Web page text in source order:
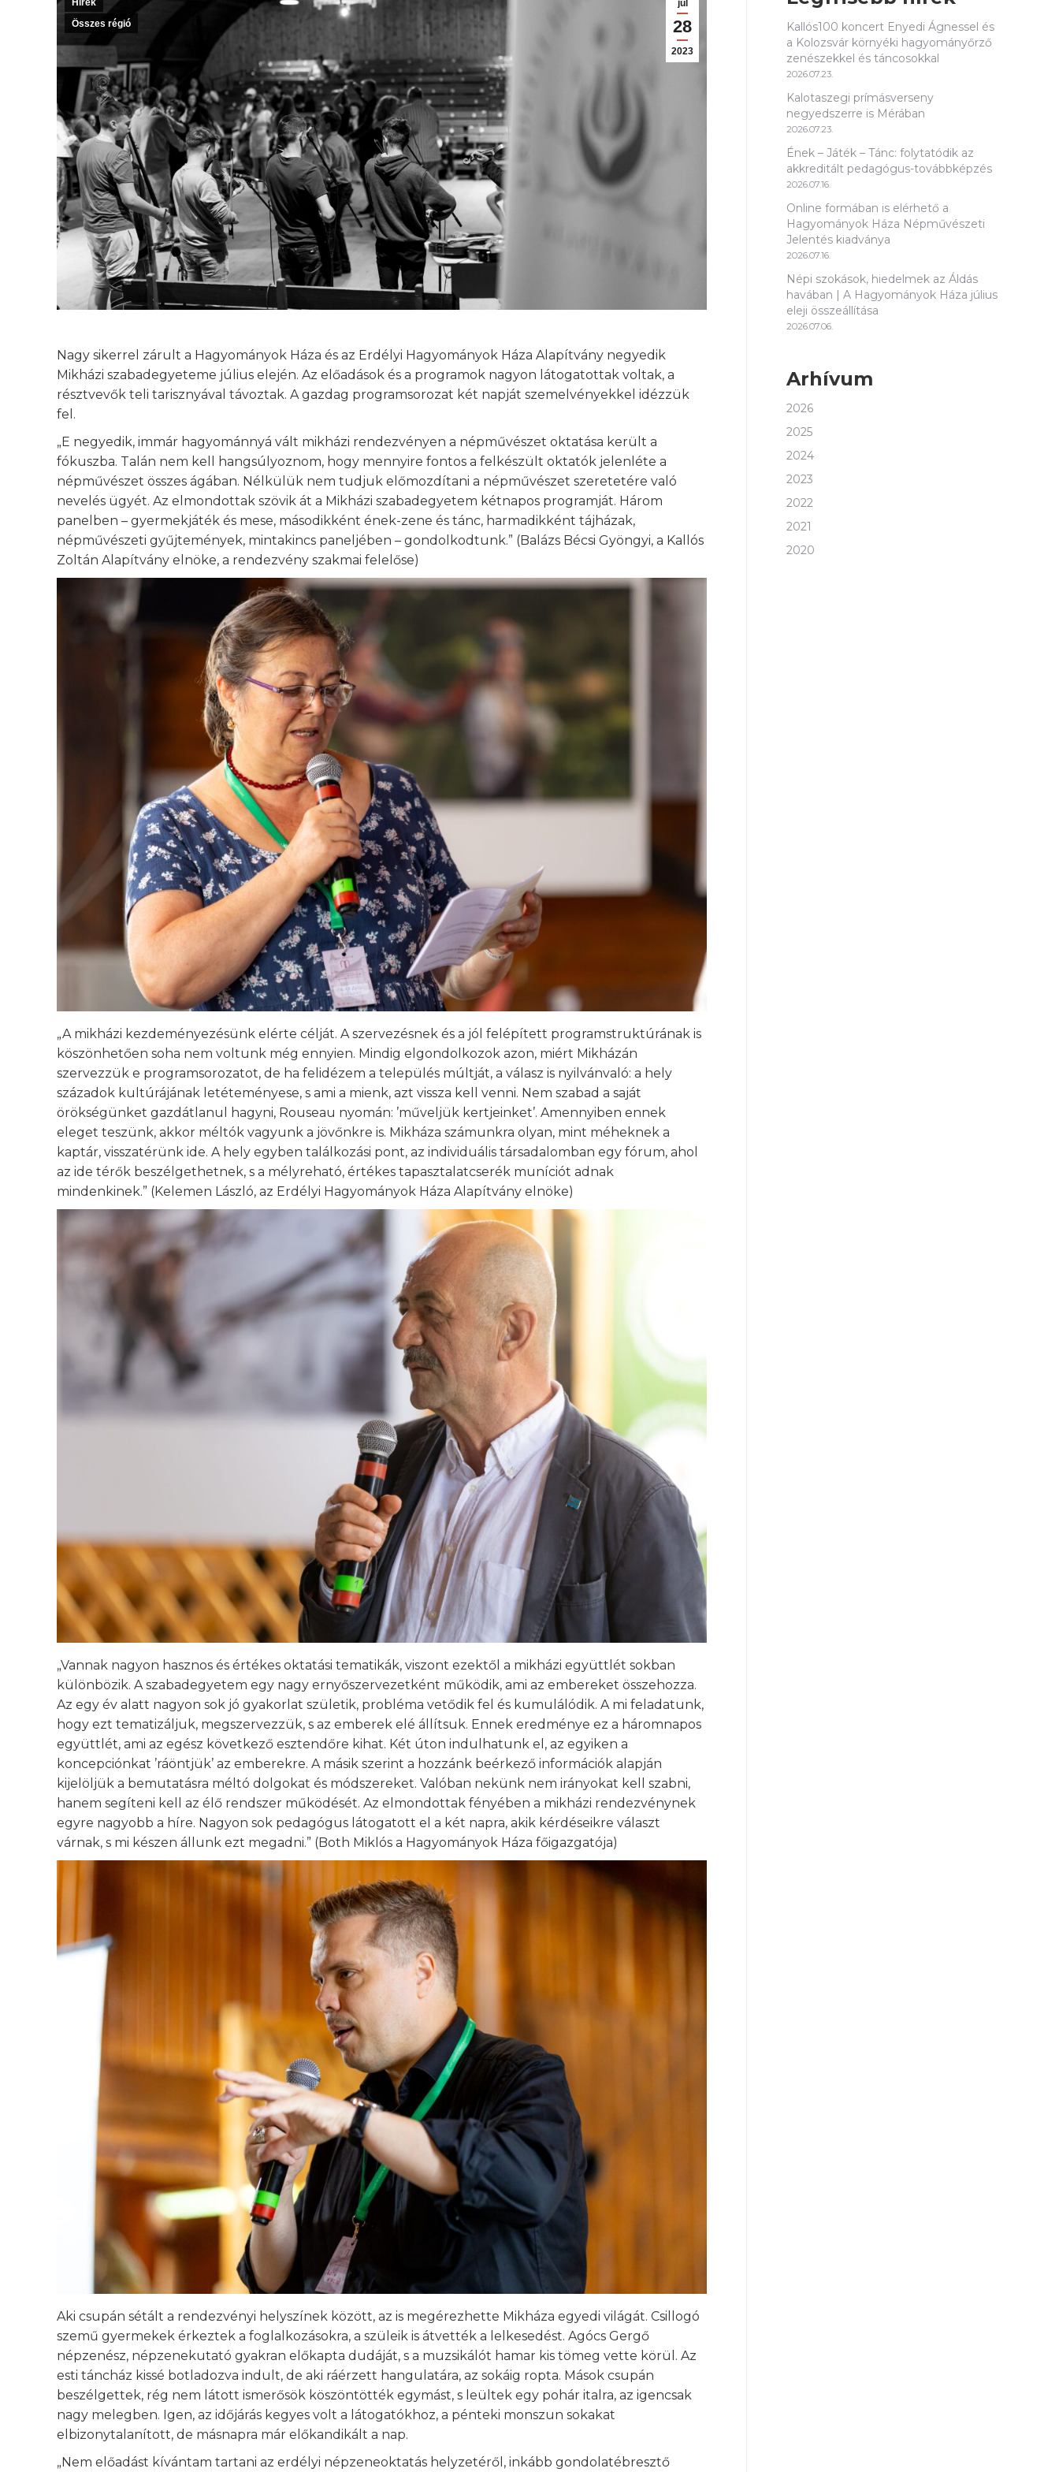
júl
28
2023
Hírek
Összes régió
Nagy sikerrel zárult a Hagyományok Háza és az Erdélyi Hagyományok Háza Alapítvány negyedik
Mikházi szabadegyeteme július elején. Az előadások és a programok nagyon látogatottak voltak, a
résztvevők teli tarisznyával távoztak. A gazdag programsorozat két napját szemelvényekkel idézzük
fel.
„E negyedik, immár hagyománnyá vált mikházi rendezvényen a népművészet oktatása került a
fókuszba. Talán nem kell hangsúlyoznom, hogy mennyire fontos a felkészült oktatók jelenléte a
népművészet összes ágában. Nélkülük nem tudjuk előmozdítani a népművészet szeretetére való
nevelés ügyét. Az elmondottak szövik át a Mikházi szabadegyetem kétnapos programját. Három
panelben – gyermekjáték és mese, másodikként ének-zene és tánc, harmadikként tájházak,
népművészeti gyűjtemények, mintakincs paneljében – gondolkodtunk.” (Balázs Bécsi Gyöngyi, a Kallós
Zoltán Alapítvány elnöke, a rendezvény szakmai felelőse)
„A mikházi kezdeményezésünk elérte célját. A szervezésnek és a jól felépített programstruktúrának is
köszönhetően soha nem voltunk még ennyien. Mindig elgondolkozok azon, miért Mikházán
szervezzük e programsorozatot, de ha felidézem a település múltját, a válasz is nyilvánvaló: a hely
századok kultúrájának letéteményese, s ami a mienk, azt vissza kell venni. Nem szabad a saját
örökségünket gazdátlanul hagyni, Rouseau nyomán: ’műveljük kertjeinket’. Amennyiben ennek
eleget teszünk, akkor méltók vagyunk a jövőnkre is. Mikháza számunkra olyan, mint méheknek a
kaptár, visszatérünk ide. A hely egyben találkozási pont, az individuális társadalomban egy fórum, ahol
az ide térők beszélgethetnek, s a mélyreható, értékes tapasztalatcserék muníciót adnak
mindenkinek.” (Kelemen László, az Erdélyi Hagyományok Háza Alapítvány elnöke)
„Vannak nagyon hasznos és értékes oktatási tematikák, viszont ezektől a mikházi együttlét sokban
különbözik. A szabadegyetem egy nagy ernyőszervezetként működik, ami az embereket összehozza.
Az egy év alatt nagyon sok jó gyakorlat születik, probléma vetődik fel és kumulálódik. A mi feladatunk,
hogy ezt tematizáljuk, megszervezzük, s az emberek elé állítsuk. Ennek eredménye ez a háromnapos
együttlét, ami az egész következő esztendőre kihat. Két úton indulhatunk el, az egyiken a
koncepciónkat ’ráöntjük’ az emberekre. A másik szerint a hozzánk beérkező információk alapján
kijelöljük a bemutatásra méltó dolgokat és módszereket. Valóban nekünk nem irányokat kell szabni,
hanem segíteni kell az élő rendszer működését. Az elmondottak fényében a mikházi rendezvénynek
egyre nagyobb a híre. Nagyon sok pedagógus látogatott el a két napra, akik kérdéseikre választ
várnak, s mi készen állunk ezt megadni.” (Both Miklós a Hagyományok Háza főigazgatója)
Aki csupán sétált a rendezvényi helyszínek között, az is megérezhette Mikháza egyedi világát. Csillogó
szemű gyermekek érkeztek a foglalkozásokra, a szüleik is átvették a lelkesedést. Agócs Gergő
népzenész, népzenekutató gyakran előkapta dudáját, s a muzsikálót hamar kis tömeg vette körül. Az
esti táncház kissé botladozva indult, de aki ráérzett hangulatára, az sokáig ropta. Mások csupán
beszélgettek, rég nem látott ismerősök köszöntötték egymást, s leültek egy pohár italra, az igencsak
nagy melegben. Igen, az időjárás kegyes volt a látogatókhoz, a pénteki monszun sokakat
elbizonytalanított, de másnapra már előkandikált a nap.
„Nem előadást kívántam tartani az erdélyi népzeneoktatás helyzetéről, inkább gondolatébresztő
Kallós100 koncert Enyedi Ágnessel és
a Kolozsvár környéki hagyományőrző
zenészekkel és táncosokkal
2026.07.23.
Kalotaszegi prímásverseny
negyedszerre is Mérában
2026.07.23.
Ének – Játék – Tánc: folytatódik az
akkreditált pedagógus-továbbképzés
2026.07.16.
Online formában is elérhető a
Hagyományok Háza Népművészeti
Jelentés kiadványa
2026.07.16.
Népi szokások, hiedelmek az Áldás
havában | A Hagyományok Háza július
eleji összeállítása
2026.07.06.
Arhívum
2026
2025
2024
2023
2022
2021
2020